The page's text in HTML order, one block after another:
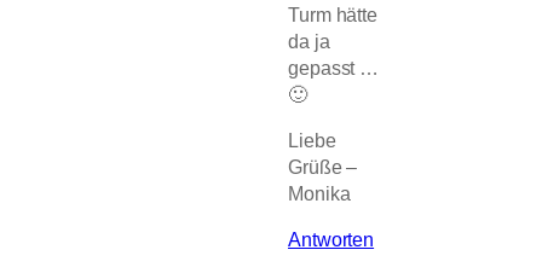
Turm hätte
da ja
gepasst …
🙂
Liebe
Grüße –
Monika
Antworten